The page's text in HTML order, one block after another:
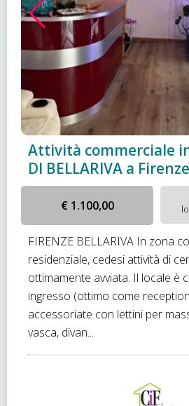
Attività commerciale
DI BELLARIVA a Firenze
€ 1.100,00
FIRENZE BELLARIVA In zona
residenziale, cedesi attività di
ottimamente avviata. Il locale è
ingresso (ottimo come
accessoriate con lettini per
vasca, divan...